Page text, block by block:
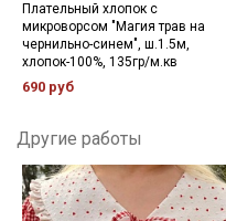
Плательный хлопок с
микроворсом "Магия трав на
чернильно-синем", ш.1.5м,
хлопок-100%, 135гр/м.кв
690 руб
Другие работы